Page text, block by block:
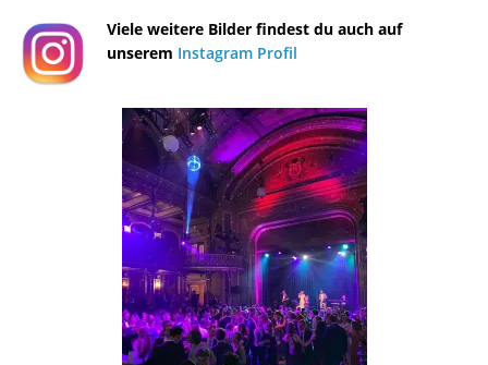
Viele weitere Bilder findest du auch auf
unserem Instagram Profil